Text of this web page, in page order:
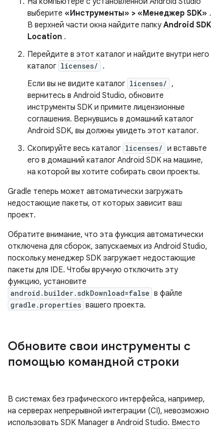
выберите «Инструменты» > «Менеджер SDK» .
В верхней части окна найдите папкуAndroid SDK
Location .
Перейдите в этот каталог и найдите внутри него
каталог licenses/
.
Если вы не видите каталог licenses/ ,
вернитесь в Android Studio, обновите
инструменты SDK и примите лицензионные
соглашения. Вернувшись в домашний каталог
Android SDK, вы должны увидеть этот каталог.
Скопируйте весь каталог licenses/ и вставьте
его в домашний каталог Android SDK на машине,
на которой вы хотите собирать свои проекты.
Gradle теперь может автоматически загружать
недостающие пакеты, от которых зависит ваш
проект.
Обратите внимание, что эта функция автоматически
отключена для сборок, запускаемых из Android Studio,
поскольку менеджер SDK загружает недостающие
пакеты для IDE. Чтобы вручную отключить эту
функцию, установите
android.builder.sdkDownload=false в файле
gradle.properties вашего проекта.
Обновите свои инструменты с
помощью командной строки
В системах без графического интерфейса, например,
на серверах непрерывной интеграции (CI), невозможно
использовать SDK Manager в Android Studio. Вместо